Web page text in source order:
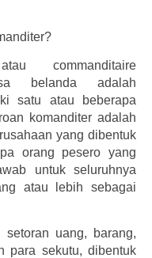
commanditaire
belanda adalah
satu atau beberapa
komanditer adalah
yang dibentuk
orang pesero yang
untuk seluruhnya
atau lebih sebagai
uang, barang,
para sekutu, dibentuk